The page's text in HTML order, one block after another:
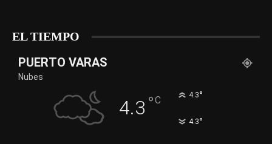
EL TIEMPO
PUERTO VARAS
Nubes
4.3 °C 4.3°
4.3°